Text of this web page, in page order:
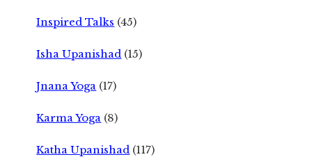
Inspired Talks (45)
Isha Upanishad (15)
Jnana Yoga (17)
Karma Yoga (8)
Katha Upanishad (117)